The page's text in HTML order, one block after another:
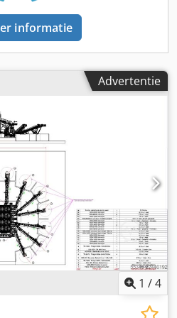
hoge sterkte en krachtige
cruciale rol in de eerste fase
grof materiaal te verkleinen.
onder de kaakbreker
de secundaire impactbreker.
units op één platform en het
besparen ruimte en
eenvoudige bediening. Deze
bovendien bij aan lagere
energie-efficiëntie te
breker en VSI 900 verticale
van de installatie,
van kubische en
die vooral nodig zijn in asfalt-
deze machines voldoen
van het eindproduct aan
de uiteindelijke
verhoogd. De drie horizontale
maken een nauwkeurige
in verschillende
informatie
Advertentie
1 /4